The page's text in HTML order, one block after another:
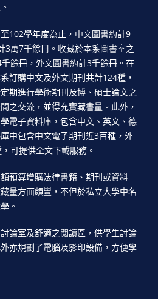
102學年度為止，中文圖書約計9
3萬7千餘冊。收藏於本系圖書室之
餘冊，外文圖書約計3千餘冊。在
訂購中文及外文期刊共計124種，
期進行學術期刊及博、碩士論文之
之交流，並得充實藏書量。此外，
電子資料庫，包含中文、英文、德
中包含中文電子期刊近3百種，外
可提供全文下載服務。
預算增購法律書籍、期刊或資料
量方面頗豐，不但於私立大學中名
。
論室及舒適之閱讀區，供學生討論
亦規劃了電腦及影印設備，方便學